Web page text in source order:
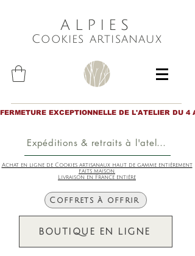
ALPIES
Cookies artisanaux
FERMETURE EXCEPTIONNELLE DE L'ATELIER
Expéditions & retraits à l'atelier
Achat en ligne de Cookies artisanaux haut de gamme entièrement
faits maison.
Livraison en France entière
Coffrets à offrir
BOUTIQUE EN LIGNE